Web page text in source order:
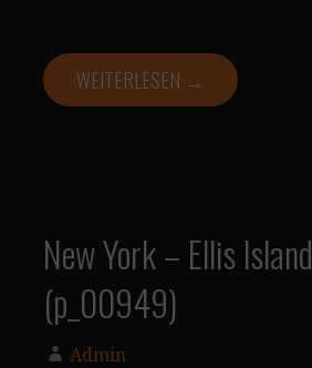
WEITERLESEN →
New York – Ellis Island
(p_00949)
Admin